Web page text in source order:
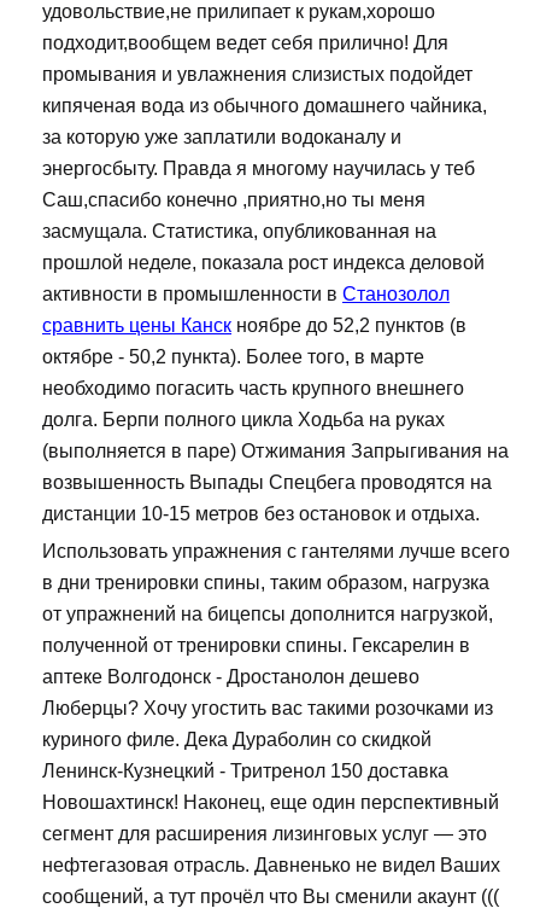
удовольствие,не прилипает к рукам,хорошо
подходит,вообщем ведет себя прилично! Для
промывания и увлажнения слизистых подойдет
кипяченая вода из обычного домашнего чайника,
за которую уже заплатили водоканалу и
энергосбыту. Правда я многому научилась у теб
Саш,спасибо конечно ,приятно,но ты меня
засмущала. Статистика, опубликованная на
прошлой неделе, показала рост индекса деловой
активности в промышленности в Станозолол
сравнить цены Канск ноябре до 52,2 пунктов (в
октябре - 50,2 пункта). Более того, в марте
необходимо погасить часть крупного внешнего
долга. Берпи полного цикла Ходьба на руках
(выполняется в паре) Отжимания Запрыгивания на
возвышенность Выпады Спецбега проводятся на
дистанции 10-15 метров без остановок и отдыха.
Использовать упражнения с гантелями лучше всего
в дни тренировки спины, таким образом, нагрузка
от упражнений на бицепсы дополнится нагрузкой,
полученной от тренировки спины. Гексарелин в
аптеке Волгодонск - Дростанолон дешево
Люберцы? Хочу угостить вас такими розочками из
куриного филе. Дека Дураболин со скидкой
Ленинск-Кузнецкий - Тритренол 150 доставка
Новошахтинск! Наконец, еще один перспективный
сегмент для расширения лизинговых услуг — это
нефтегазовая отрасль. Давненько не видел Ваших
сообщений, а тут прочёл что Вы сменили акаунт (((